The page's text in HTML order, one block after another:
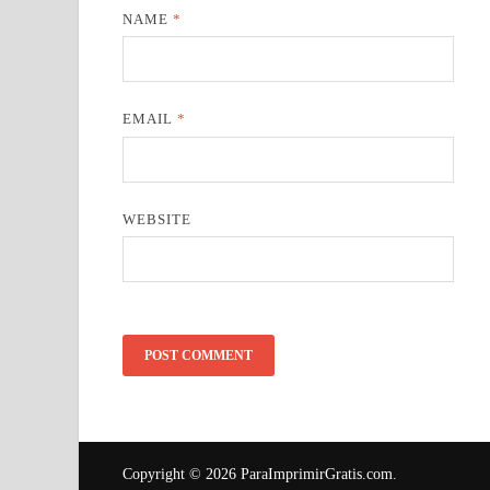
NAME*
EMAIL*
WEBSITE
Copyright © 2026 ParaImprimirGratis.com.